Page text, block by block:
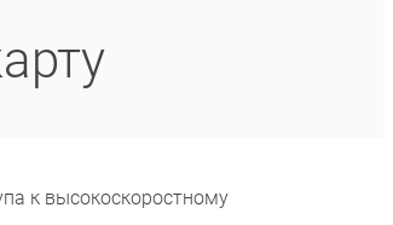
к высокоскоростному